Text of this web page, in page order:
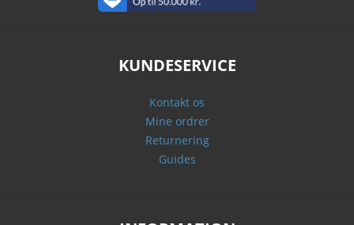
KUNDESERVICE
Kontakt os
Mine ordrer
Returnering
Guides